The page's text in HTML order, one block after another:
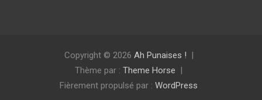
Copyright © 2026 Ah Punaises !
Thème par : Theme Horse
Fièrement propulsé par : WordPress